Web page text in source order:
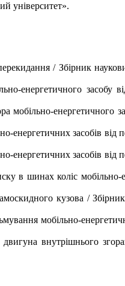
університет».
/ Збірник
засобу
енергетичного
засобів від
засобів від
в шинах коліс мобільно-
кузова / Збірник
мобільно-
внутрішнього